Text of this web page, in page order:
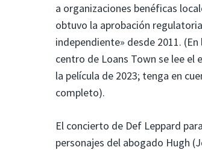
a organizaciones benéficas
obtuvo la aprobación
independiente» desde 2011.
centro de Loans Town se lee el
la película de 2023; tenga en
completo).
El concierto de Def Leppard
personajes del abogado Hugh